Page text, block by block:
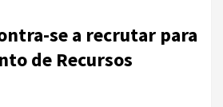
se a recrutar para
de Recursos